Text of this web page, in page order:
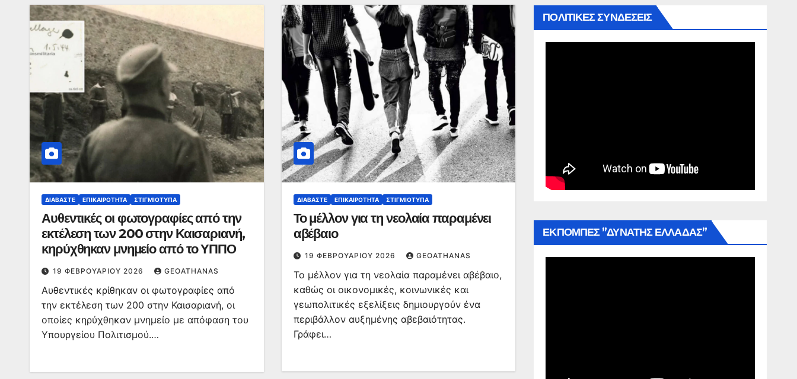
ΔΙΑΒΆΣΤΕ ΕΠΙΚΑΙΡΌΤΗΤΑ ΣΤΙΓΜΙΌΤΥΠΑ
Αυθεντικές οι φωτογραφίες από την
εκτέλεση των 200 στην Καισαριανή,
κηρύχθηκαν μνημείο από το ΥΠΠΟ
19 ΦΕΒΡΟΥΑΡΊΟΥ 2026 GEOATHANAS
Αυθεντικές κρίθηκαν οι φωτογραφίες από
την εκτέλεση των 200 στην Καισαριανή, οι
οποίες κηρύχθηκαν μνημείο με απόφαση του
Υπουργείου Πολιτισμού.…
ΔΙΑΒΆΣΤΕ ΕΠΙΚΑΙΡΌΤΗΤΑ ΣΤΙΓΜΙΌΤΥΠΑ
Το μέλλον για τη νεολαία παραμένει
αβέβαιο
19 ΦΕΒΡΟΥΑΡΊΟΥ 2026 GEOATHANAS
Το μέλλον για τη νεολαία παραμένει αβέβαιο,
καθώς οι οικονομικές, κοινωνικές και
γεωπολιτικές εξελίξεις δημιουργούν ένα
περιβάλλον αυξημένης αβεβαιότητας.
Γράφει…
ΠΟΛΙΤΙΚΕΣ ΣΥΝΔΕΣΕΙΣ
ΕΚΠΟΜΠΕΣ ”ΔΥΝΑΤΗΣ ΕΛΛΑΔΑΣ”